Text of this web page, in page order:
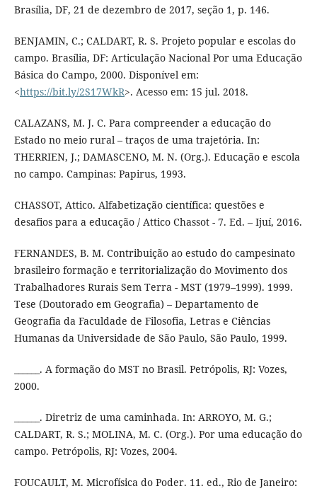
Brasília, DF, 21 de dezembro de 2017, seção 1, p. 146.
BENJAMIN, C.; CALDART, R. S. Projeto popular e escolas do
campo. Brasília, DF: Articulação Nacional Por uma Educação
Básica do Campo, 2000. Disponível em:
<https://bit.ly/2S17WkR>. Acesso em: 15 jul. 2018.
CALAZANS, M. J. C. Para compreender a educação do
Estado no meio rural – traços de uma trajetória. In:
THERRIEN, J.; DAMASCENO, M. N. (Org.). Educação e escola
no campo. Campinas: Papirus, 1993.
CHASSOT, Attico. Alfabetização científica: questões e
desafios para a educação / Attico Chassot - 7. Ed. – Ijuí, 2016.
FERNANDES, B. M. Contribuição ao estudo do campesinato
brasileiro formação e territorialização do Movimento dos
Trabalhadores Rurais Sem Terra - MST (1979–1999). 1999.
Tese (Doutorado em Geografia) – Departamento de
Geografia da Faculdade de Filosofia, Letras e Ciências
Humanas da Universidade de São Paulo, São Paulo, 1999.
______. A formação do MST no Brasil. Petrópolis, RJ: Vozes,
2000.
______. Diretriz de uma caminhada. In: ARROYO, M. G.;
CALDART, R. S.; MOLINA, M. C. (Org.). Por uma educação do
campo. Petrópolis, RJ: Vozes, 2004.
FOUCAULT, M. Microfísica do Poder. 11. ed., Rio de Janeiro: